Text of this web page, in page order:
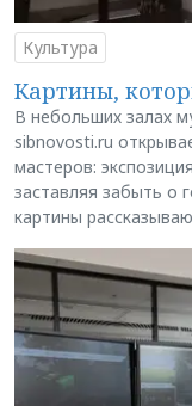
Культура
Картины,
В небольших залах
sibnovosti.ru
мастеров:
заставляя забыть о
картины